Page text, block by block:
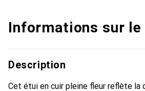
Informations sur
Description
Cet étui en cuir pleine fleur reflète la